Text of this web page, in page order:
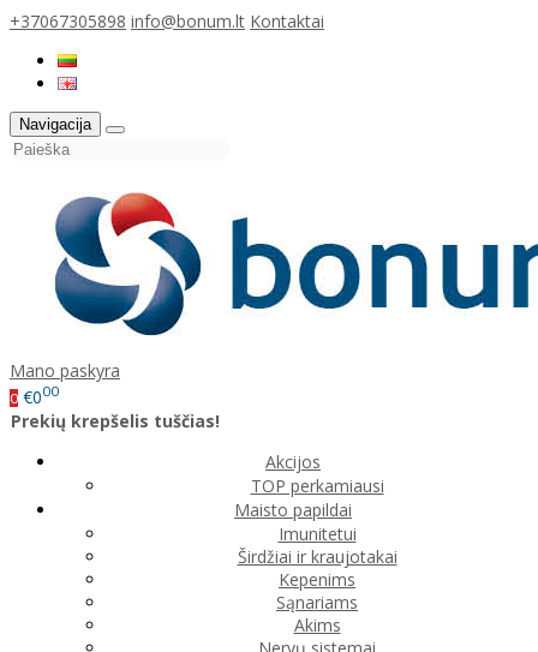
+37067305898 info@bonum.lt Kontaktai
Navigacija
Mano paskyra
0 €000
Prekių krepšelis tuščias!
Akcijos
TOP perkamiausi
Maisto papildai
Imunitetui
Širdžiai ir kraujotakai
Kepenims
Sąnariams
Akims
Nervų sistemai